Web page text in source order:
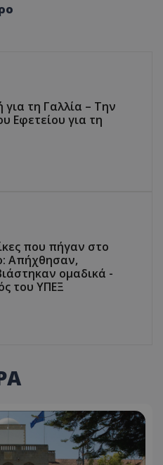
για τη Γαλλία – Την
Εφετείου για τη
που πήγαν στο
Απήχθησαν,
ομαδικά -
του ΥΠΕΞ